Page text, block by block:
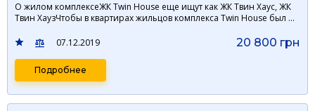
О жилом комплексеЖК Twin House еще ищут как ЖК Твин Хаус, ЖК
Твин ХаузЧтобы в квартирах жильцов комплекса Twin House был …
07.12.2019 20 800 грн
Подробнее